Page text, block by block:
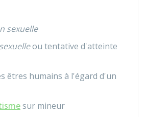
sexuelle
ou tentative d'atteinte
êtres humains à l'égard d'un
sur mineur